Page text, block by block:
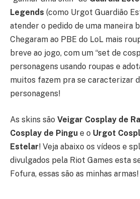
Legends (como Urgot Guardião
atender o pedido de uma maneira
Chegaram ao PBE do LoL mais
breve ao jogo, com um “set de
personagens usando roupas e
muitos fazem pra se caracterizar
personagens!
As skins são Veigar Cosplay de
Cosplay de Pingu e o Urgot
Estelar! Veja abaixo os vídeos e
divulgados pela Riot Games esta
Fofura, essas são as minhas armas!